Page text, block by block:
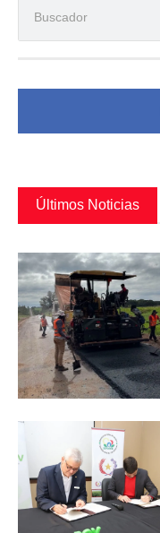
Últimos Noticias